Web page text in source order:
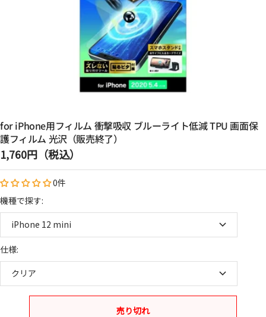
for iPhone用フィルム 衝撃吸収 ブルーライト低減 TPU 画面保
護フィルム 光沢（販売終了）
セ
ー
ル
価
格
1,760円（税込）
0件
機種で探す:
iPhone 12 mini
仕様:
クリア
売り切れ